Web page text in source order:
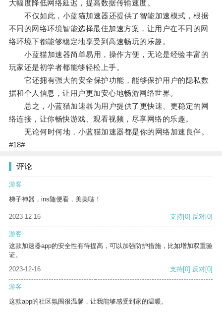
大幅度降低网络延迟，提高数据传输速度。
不仅如此，小蓝猫加速器还提供了智能加速模式，根据
不同的网络环境智能选择最佳加速方案，让用户在不同的网
络环境下都能够稳定地享受到高速畅玩的乐趣。
小蓝猫加速器简单易用，操作方便，无论是经验丰富的
玩家还是初学者都能够轻松上手。
它还拥有强大的安全保护功能，能够保护用户的隐私数
据和个人信息，让用户更加安心地畅游网络世界。
总之，小蓝猫加速器为用户提供了更快速、更稳定的网
络连接，让你畅快游戏、观看视频，尽享网络的乐趣。
无论何时何地，小蓝猫加速器都是你的网络加速良伴。
#18#
评论
游客
梯子神器，ins随便看，美美哒！
2023-12-16 支持[0] 反对[0]
游客
这款加速器app的安全性有待提高，可以加强防护措施，比如增加双重验
证。
2023-12-16
支持[0] 反对[0]
游客
这款app的社区氛围很温馨，让我能够感受到家的温暖。